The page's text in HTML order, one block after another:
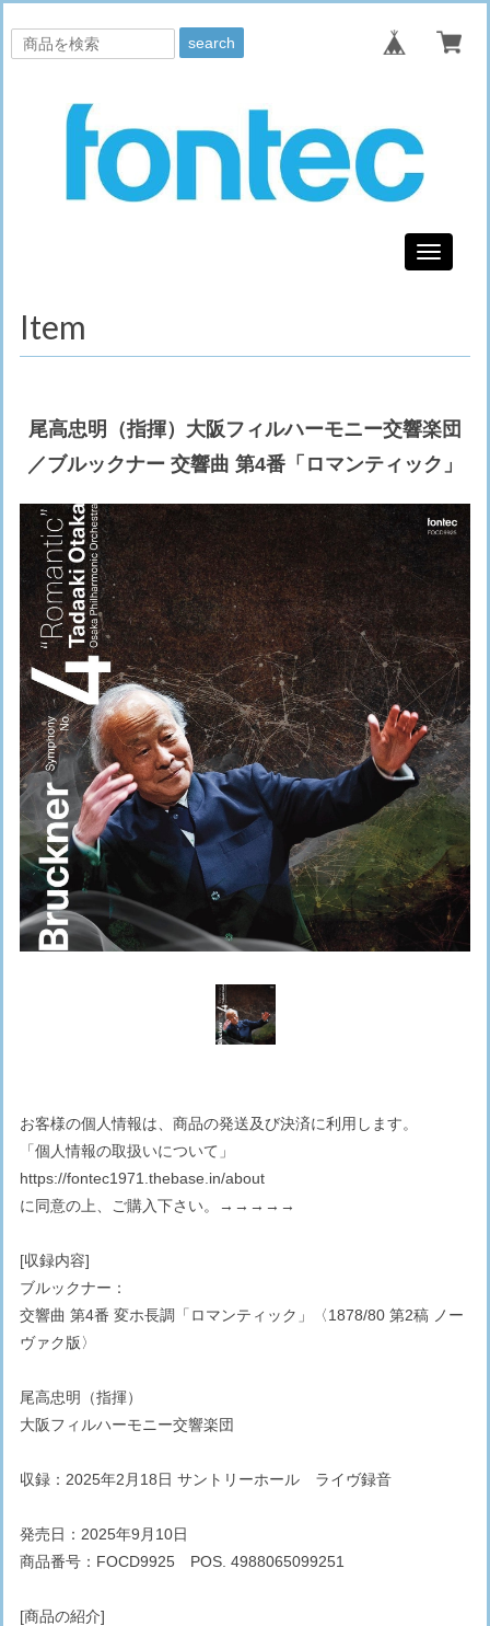
search
Toggle
Item
尾高忠明（指揮）大阪フィルハーモニー交響楽団
／ブルックナー 交響曲 第4番「ロマンティック」
お客様の個人情報は、商品の発送及び決済に利用します。
「個人情報の取扱いについて」
https://fontec1971.thebase.in/about
に同意の上、ご購入下さい。→→→→→
[収録内容]
ブルックナー：
交響曲 第4番 変ホ長調「ロマンティック」〈1878/80 第2稿 ノー
ヴァク版〉
尾高忠明（指揮）
大阪フィルハーモニー交響楽団
収録：2025年2月18日 サントリーホール ライヴ録音
発売日：2025年9月10日
商品番号：FOCD9925 POS. 4988065099251
[商品の紹介]